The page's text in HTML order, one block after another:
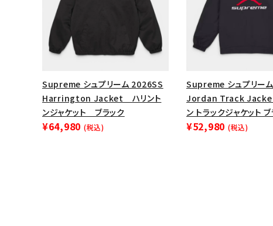
Supreme シュプリーム 2026SS
Harrington Jacket ハリント
ンジャケット ブラック
¥64,980 (税込)
Supreme シュプリー
Jordan Track
ン トラックジャケット
¥52,980 (税込)